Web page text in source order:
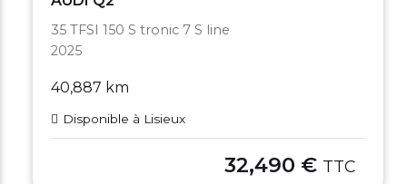
35 TFSI 150 S tronic 7 S line
2025
40,887 km
Disponible à Lisieux
32,490 € TTC